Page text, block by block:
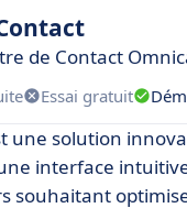
de Contact
Essai gratuit
une solution
interface
souhaitant